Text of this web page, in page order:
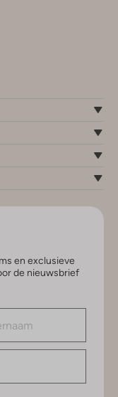
en exclusieve
de nieuwsbrief